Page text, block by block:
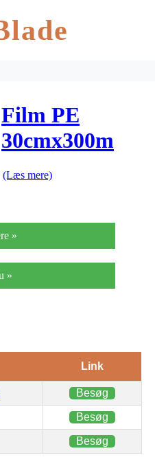
Film PE
30cmx300m
*nonpvc*
(Læs mere)
»
»
Link
Besøg
Besøg
Besøg